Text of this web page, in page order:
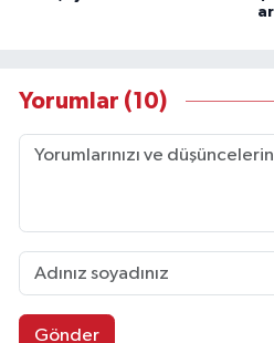
Yorumlar (10)
Gönder